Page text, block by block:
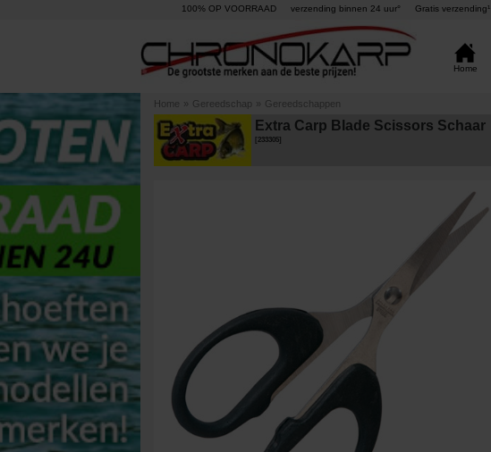
100% OP VOORRAAD verzending binnen 24 uur° Gratis verzending¹
Home
Home » Gereedschap » Gereedschappen
Extra Carp Blade Scissors Schaar
233305]